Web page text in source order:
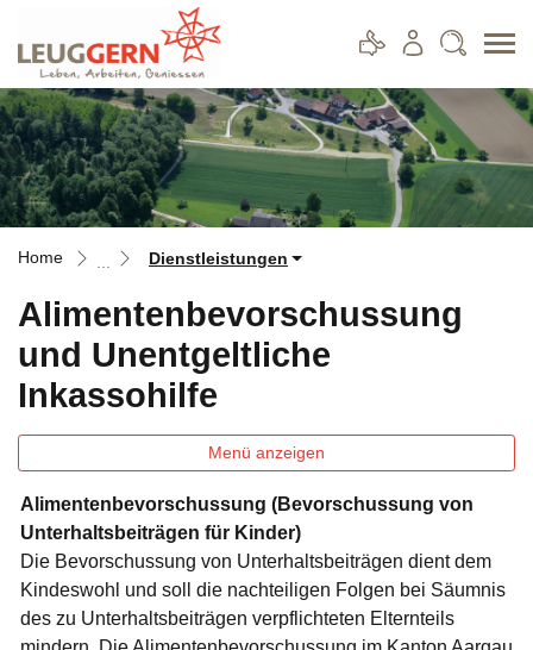
zur Startseite
Direkt zur Hauptnavigation
Direkt zum Inhalt
Direkt zur Suche
Direkt zum Stichwortverzeichnis
Home Dienstleistungen
Alimentenbevorschussung
und Unentgeltliche
Inkassohilfe
Menü anzeigen
Alimentenbevorschussung (Bevorschussung von
Unterhaltsbeiträgen für Kinder)
Die Bevorschussung von Unterhaltsbeiträgen dient dem
Kindeswohl und soll die nachteiligen Folgen bei Säumnis
des zu Unterhaltsbeiträgen verpflichteten Elternteils
Zugehörige Objekte